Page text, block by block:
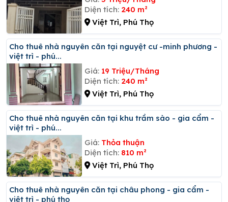
Diện tích: 240 m²
Việt Trì, Phú Thọ
Cho thuê nhà nguyên căn tại nguyệt cư -minh phương -
việt trì - phú...
Giá: 19 Triệu/Tháng
Diện tích: 240 m²
Việt Trì, Phú Thọ
Cho thuê nhà nguyên căn tại khu trầm sào - gia cẩm -
việt trì - phú...
Giá: Thỏa thuận
Diện tích: 810 m²
Việt Trì, Phú Thọ
Cho thuê nhà nguyên căn tại châu phong - gia cẩm -
việt trì - phú thọ